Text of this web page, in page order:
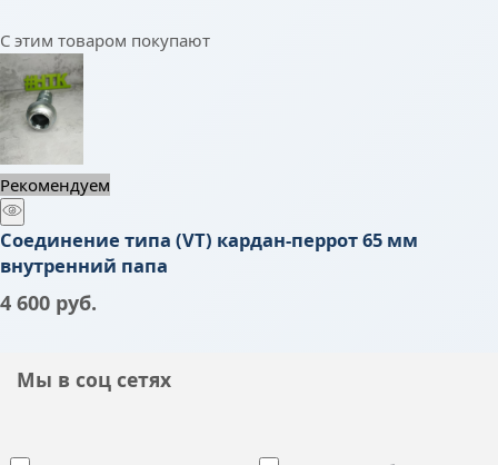
С этим товаром покупают
Рекомендуем
Соединение типа (VT) кардан-перрот 65 мм
внутренний папа
4 600 руб.
Мы в соц сетях